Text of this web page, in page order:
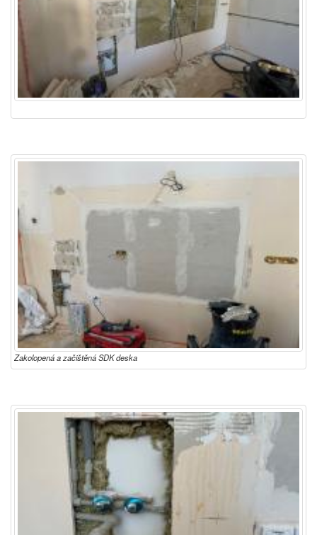
Zakolopená a začištěná SDK deska